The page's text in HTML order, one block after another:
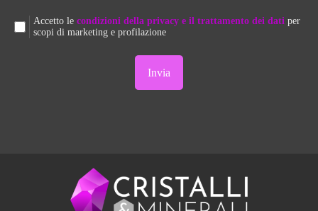
Accetto le condizioni della privacy e il trattamento dei dati per
scopi di marketing e profilazione